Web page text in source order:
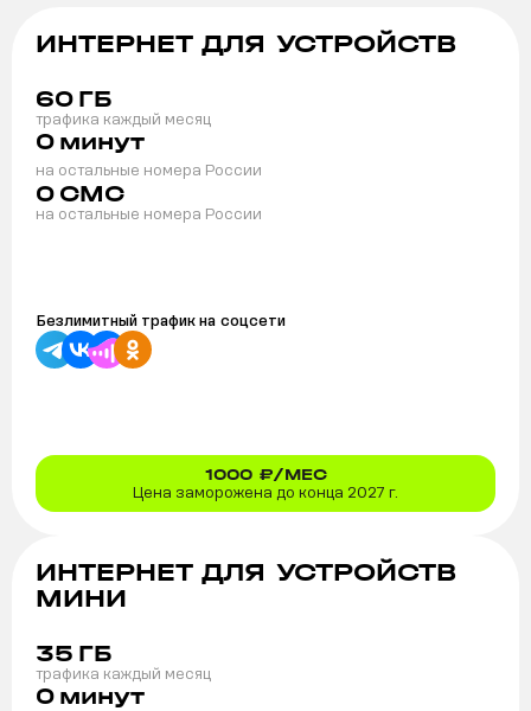
ИНТЕРНЕТ ДЛЯ УСТРОЙСТВ
60 ГБ
трафика каждый месяц
0 минут
на остальные номера России
0 СМС
на остальные номера России
Безлимитный трафик на соцсети
1000 ₽/МЕС
Цена заморожена до конца 2027 г.
ИНТЕРНЕТ ДЛЯ УСТРОЙСТВ
МИНИ
35 ГБ
трафика каждый месяц
0 минут